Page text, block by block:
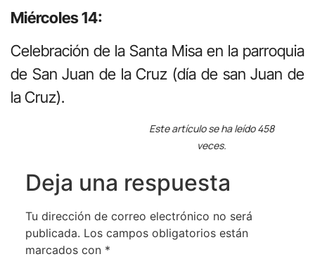
Miércoles 14:
Celebración de la Santa Misa en la parroquia
de San Juan de la Cruz (día de san Juan de
la Cruz).
Este artículo se ha leído 458
veces.
Deja una respuesta
Tu dirección de correo electrónico no será
publicada. Los campos obligatorios están
marcados con *